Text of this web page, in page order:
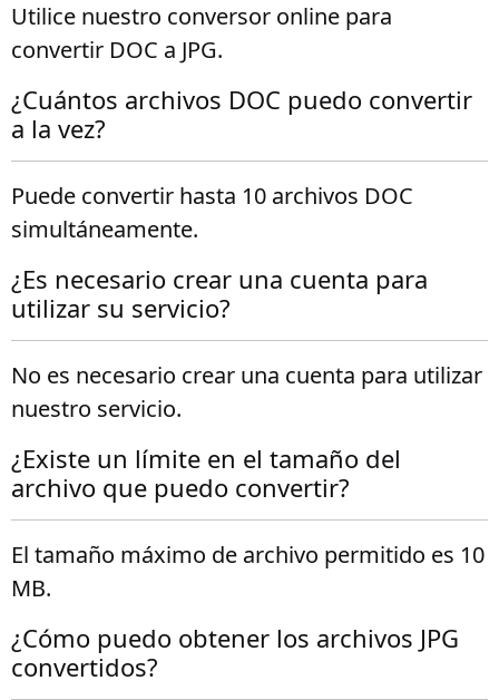
Utilice nuestro conversor online para
convertir DOC a JPG.
¿Cuántos archivos DOC puedo convertir
a la vez?
Puede convertir hasta 10 archivos DOC
simultáneamente.
¿Es necesario crear una cuenta para
utilizar su servicio?
No es necesario crear una cuenta para utilizar
nuestro servicio.
¿Existe un límite en el tamaño del
archivo que puedo convertir?
El tamaño máximo de archivo permitido es 10
MB.
¿Cómo puedo obtener los archivos JPG
convertidos?